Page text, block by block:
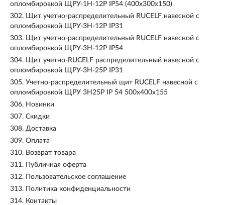
опломбировкой ЩРУ-1Н-12Р IP54 (400х300х150)
302. Щит учетно-распределительный RUCELF навесной с
опломбировкой ЩРУ-3Н-12Р IP31
303. Щит учетно-распределительный RUCELF навесной с
опломбировкой ЩРУ-3Н-12Р IP54
304. Щит учетно-RUCELF распределительный навесной с
опломбировкой ЩРУ-3Н-25Р IP31
305. Учетно-распределительный щит RUCELF навесной с
опломбировкой ЩРУ 3Н25Р IP 54 500х400х155
306. Новинки
307. Скидки
308. Доставка
309. Оплата
310. Возврат товара
311.
Публичная оферта
312.
Пользовательское соглашение
313.
Политика конфиденциальности
314. Контакты